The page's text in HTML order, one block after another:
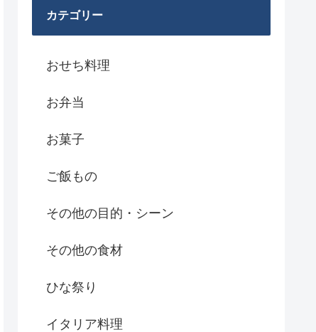
カテゴリー
おせち料理
お弁当
お菓子
ご飯もの
その他の目的・シーン
その他の食材
ひな祭り
イタリア料理